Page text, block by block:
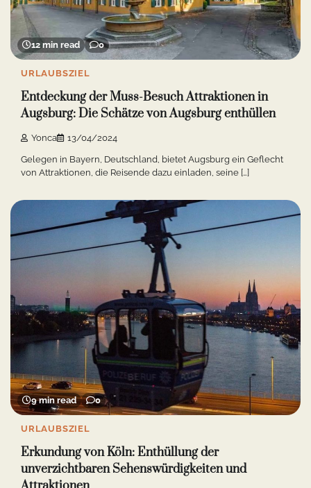
12 min read 0
URLAUBSZIEL
Entdeckung der Muss-Besuch Attraktionen in
Augsburg: Die Schätze von Augsburg enthüllen
Yonca 13/04/2024
Gelegen in Bayern, Deutschland, bietet Augsburg ein Geflecht
von Attraktionen, die Reisende dazu einladen, seine […]
9 min read 0
URLAUBSZIEL
Erkundung von Köln: Enthüllung der
unverzichtbaren Sehenswürdigkeiten und